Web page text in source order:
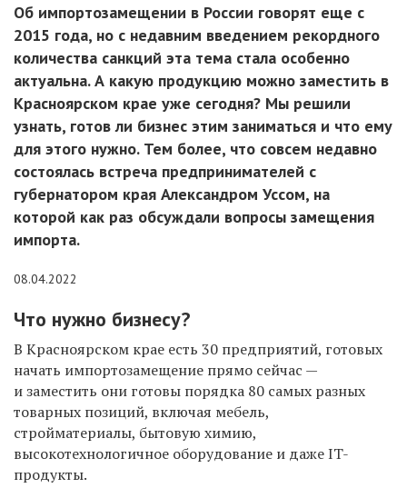
Об импортозамещении в России говорят еще с
2015 года, но с недавним введением рекордного
количества санкций эта тема стала особенно
актуальна. А какую продукцию можно заместить в
Красноярском крае уже сегодня? Мы решили
узнать, готов ли бизнес этим заниматься и что ему
для этого нужно. Тем более, что совсем недавно
состоялась встреча предпринимателей с
губернатором края Александром Уссом, на
которой как раз обсуждали вопросы замещения
импорта.
08.04.2022
Что нужно бизнесу?
В Красноярском крае есть 30 предприятий, готовых
начать импортозамещение прямо сейчас —
и заместить они готовы порядка 80 самых разных
товарных позиций, включая мебель,
стройматериалы, бытовую химию,
высокотехнологичное оборудование и дажеIT-
продукты.